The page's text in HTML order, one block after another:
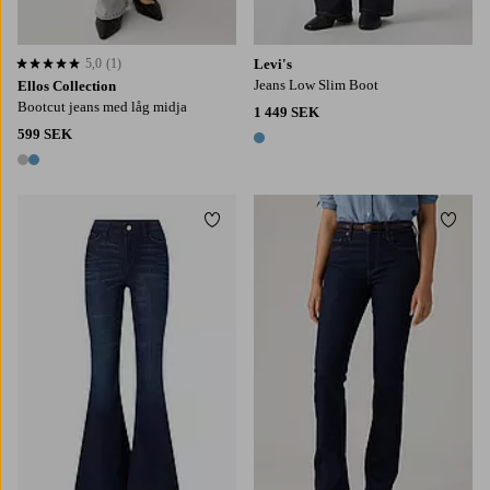
Ellos Collection
Bootcut jeans med låg midja
599 SEK
2 färger
5,0 baserat på 1 st betyg
5,0 (1)
Levi's
Jeans Low Slim Boot
1 449 SEK
1 färg
Lägg till i favoriter